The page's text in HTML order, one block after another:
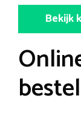
Bekijk